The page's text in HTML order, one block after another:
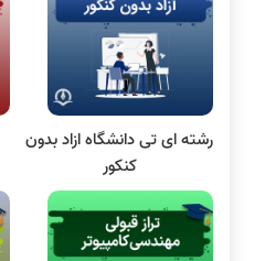
سی شارپ
مقاله نویسی
بلاکچین
پایگاه داده
الکترونیک دیجیتال
سیستم عامل
نظریه زبانها
رشته ای تی دانشگاه ازاد بدون
کنکور